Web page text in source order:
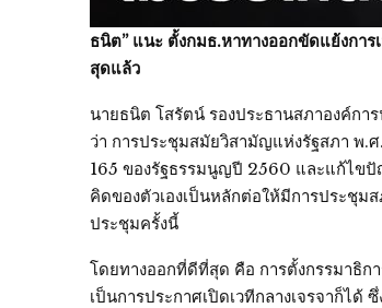
ธนิต” แนะ ตั้งกมธ.หาทางออกขัดแย้งกา
สุดแล้ว
นายธนิต โสรัตน์ รองประธานสภาองค์กา
ว่า การประชุมสมัยวิสามัญแห่งรัฐสภา พ.
165 ของรัฐธรรมนูญปี 2560 และแก้ไขปั
คิดของตัวเองเป็นหลักต่อให้มีการประชุ
ประชุมครั้งนี้
โดยทางออกที่ดีที่สุด คือ การตั้งกรรมาธิ
เป็นการประกาศเปิดเวทีกลางเจรจาก็ไ